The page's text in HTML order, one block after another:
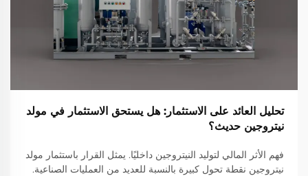
تحليل العائد على الاستثمار: هل يستحق الاستثمار في مولد
نيتروجين حديث؟
فهم الأثر المالي لتوليد النيتروجين داخليًا. يمثل القرار باستثمار مولد
نيتروجين نقطة تحول كبيرة بالنسبة للعديد من العمليات الصناعية.